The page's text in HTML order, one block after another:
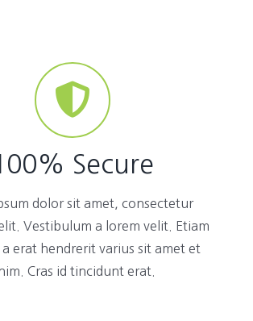
Secure
dolor sit amet, consectetur
Vestibulum a lorem velit. Etiam
erat hendrerit varius sit amet et
Cras id tincidunt erat.